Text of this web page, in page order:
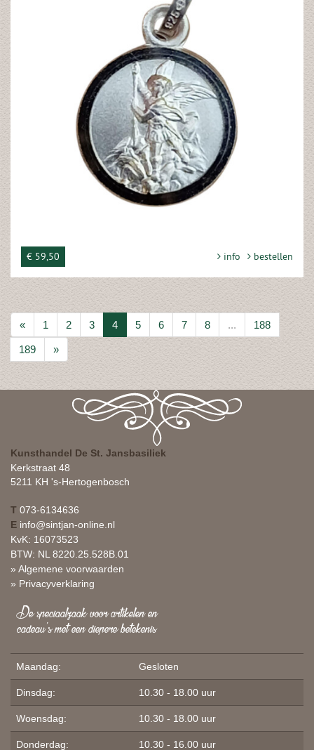
€ 59,50 info bestellen
« 1 2 3 4 5 6 7 8 ... 188
189 »
Kunsthandel De St. Jansbasiliek
Kerkstraat 48
5211 KH 's-Hertogenbosch
T 073-6134636
E info@sintjan-online.nl
KvK: 16073523
BTW: NL 8220.25.528B.01
» Algemene voorwaarden
» Privacyverklaring
De speciaalzaak voor artikelen en
cadeau's met een diepere betekenis
Maandag: Gesloten
Dinsdag: 10.30 - 18.00 uur
Woensdag: 10.30 - 18.00 uur
Donderdag: 10.30 - 16.00 uur